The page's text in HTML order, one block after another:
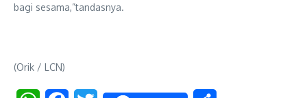
bagi sesama,”tandasnya.
(Orik / LCN)